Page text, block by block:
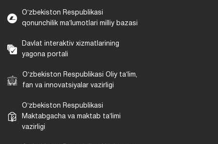
Oʻzbekiston Respublikasi
qonunchilik maʼlumotlari milliy bazasi
Davlat interaktiv xizmatlarining
yagona portali
Oʻzbekiston Respublikasi Oliy taʼlim,
fan va innovatsiyalar vazirligi
Oʻzbekiston Respublikasi
Maktabgacha va maktab taʼlimi
vazirligi